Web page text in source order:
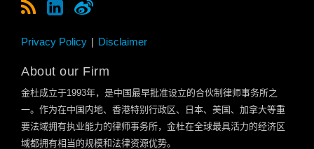
Privacy Policy Disclaimer
About our Firm
金杜成立于1993年，是中国最早批准设立的合伙制律师事务所之
一。作为在中国内地、香港特别行政区、日本、美国、加拿大等重
要法域拥有执业能力的律师事务所，金杜在全球最具活力的经济区
域都拥有相当的规模和法律资源优势。